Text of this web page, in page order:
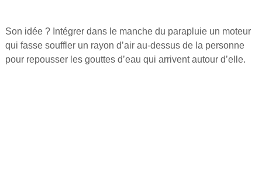
Son idée ? Intégrer dans le manche du parapluie un moteur
qui fasse souffler un rayon d’air au-dessus de la personne
pour repousser les gouttes d’eau qui arrivent autour d’elle.